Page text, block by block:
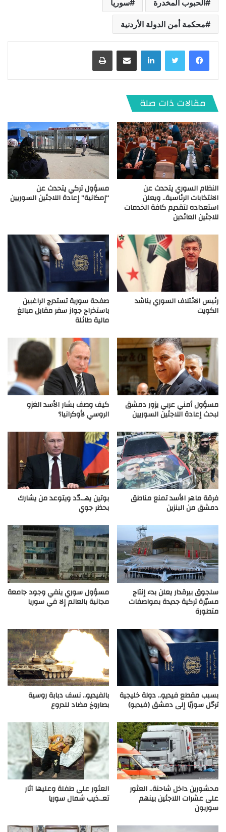
الحبوب المخدرة سوريا
محكمة أمن الدولة الأردنية
لينكدإن
مقالات ذات صلة
النظام السوري يتحدث عن
الانتخابات الرئاسية.. ويعلن
استعداده لتقديم كافة الخدمات
للاجئين العائدين
مسؤول تركي يتحدث عن
“إمكانية” إعادة اللاجئين السوريين
رئيس الائتلاف السوري يناشد
الكويت
صفحة سورية تستدرج الراغبين
باستخراج جواز سفر مقابل مبالغ
مالية طائلة
مسؤول أمني عربي يزور دمشق
لبحث إعادة اللاجئين السوريين
كيف وصف بشار الأسد الغزو
الروسي لأوكرانيا؟
فرقة ماهر الأسد تمنع مناطق
دمشق من البنزين
بوتين يهـ.دّد ويتوعد من يشارك
بحظر جوي
سلجوق بيرقدار يعلن بدء إنتاج
مسيّرة تركية جديدة بمواصفات
متطورة
مسؤول سوري ينفي وجود جامعة
مجانية بالعالم إلا في سوريا
بسبب مقطع فيديو.. دولة خليجية
ترحّل سوريّا إلى دمشق (فيديو)
بالفيديو.. نسف دبابة روسية
بصاروخ مضاد للدروع
محشورين داخل شاحنة.. العثور
على عشرات اللاجئين بينهم
سوريون
العثور على طفلة وعليها آثار
تعـ.ذيب شمال سوريا